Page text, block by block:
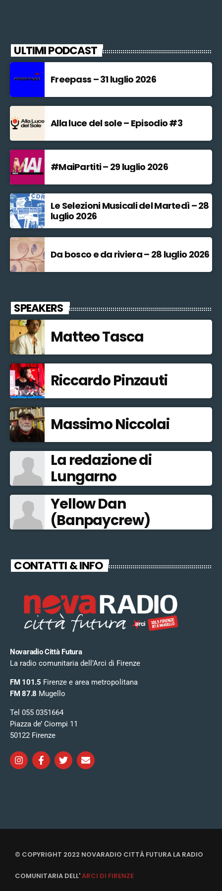
ULTIMI PODCAST
Freepass – 31 luglio 2026
Alla luce del sole – Episodio #3
#MaiPartiti – 29 luglio 2026
Le Selezioni Musicali del Martedì – 28
luglio 2026
Da bosco e da riviera – 28 luglio 2026
SPEAKERS
Matteo Tasca
Riccardo Pinzauti
Massimo Niccolai
La redazione di
Lungarno
Yellow Dan
(Banpaycrew)
CONTATTI & INFO
Novaradio Città Futura
La radio comunitaria dell’Arci di Firenze
FM 101.5 Firenze e area metropolitana
FM 87.8 Mugello
Tel 055 0351664
Piazza de’ Ciompi 11
50122 Firenze
© COPYRIGHT 2022 NOVARADIO CITTÀ FUTURA LA RADIO
COMUNITARIA DELL'ARCI DI FIRENZE